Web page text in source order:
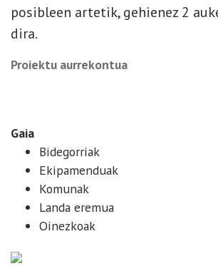
posibleen artetik, gehienez 2
dira.
Proiektu aurrekontua
Gaia
Bidegorriak
Ekipamenduak
Komunak
Landa eremua
Oinezkoak